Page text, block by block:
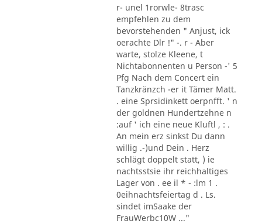
r- unel 1rorwle- 8trasc
empfehlen zu dem
bevorstehenden " Anjust, ick
oerachte Dlr !" -. r - Aber
warte, stolze Kleene, t
Nichtabonnenten u Person -' 5
Pfg Nach dem Concert ein
Tanzkränzch -er it Tämer Matt.
. eine Sprsidinkett oerpnfft. ' n
der goldnen Hundertzehne n
:auf ' ich eine neue Kluftl , : .
An mein erz sinkst Du dann
willig .-)und Dein . Herz
schlägt doppelt statt, ) ie
nachtsstsie ihr reichhaltiges
Lager von . ee il * - :lm 1 .
0eihnachtsfeiertag d . Ls.
sindet imSaake der
FrauWerbc10W ..."